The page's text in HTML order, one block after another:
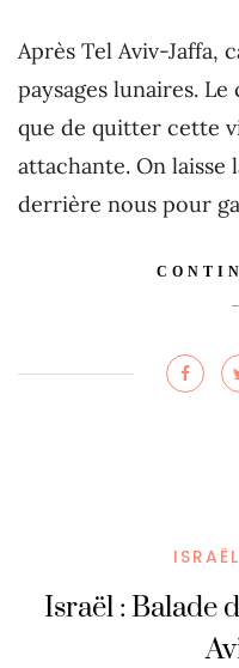
Après Tel Aviv-Jaffa,
paysages lunaires.
que de quitter cette
attachante. On laisse
derrière nous pour
ISRAËL
Israël : Balade